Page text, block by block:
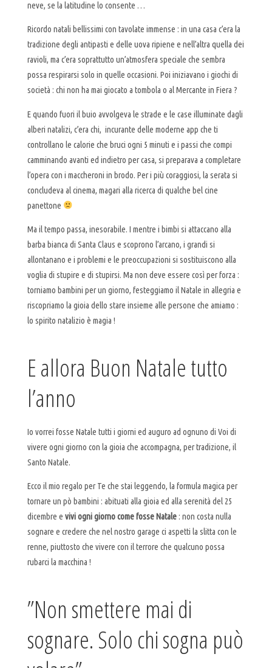
neve, se la latitudine lo consente …
Ricordo natali bellissimi con tavolate immense : in una casa c’era la
tradizione degli antipasti e delle uova ripiene e nell’altra quella dei
ravioli, ma c’era soprattutto un’atmosfera speciale che sembra
possa respirarsi solo in quelle occasioni. Poi iniziavano i giochi di
società : chi non ha mai giocato a tombola o al Mercante in Fiera ?
E quando fuori il buio avvolgeva le strade e le case illuminate dagli
alberi natalizi, c’era chi, incurante delle moderne app che ti
controllano le calorie che bruci ogni 5 minuti e i passi che compi
camminando avanti ed indietro per casa, si preparava a completare
l’opera con i maccheroni in brodo. Per i più coraggiosi, la serata si
concludeva al cinema, magari alla ricerca di qualche bel cine
panettone
Ma il tempo passa, inesorabile. I mentre i bimbi si attaccano alla
barba bianca di Santa Claus e scoprono l’arcano, i grandi si
allontanano e i problemi e le preoccupazioni si sostituiscono alla
voglia di stupire e di stupirsi. Ma non deve essere così per forza :
torniamo bambini per un giorno, festeggiamo il Natale in allegria e
riscopriamo la gioia dello stare insieme alle persone che amiamo :
lo spirito natalizio è magia !
E allora Buon Natale tutto
l’anno
Io vorrei fosse Natale tutti i giorni ed auguro ad ognuno di Voi di
vivere ogni giorno con la gioia che accompagna, per tradizione, il
Santo Natale.
Ecco il mio regalo per Te che stai leggendo, la formula magica per
tornare un pò bambini : abituati alla gioia ed alla serenità del 25
dicembre e vivi ogni giorno come fosse Natale: non costa nulla
sognare e credere che nel nostro garage ci aspetti la slitta con le
renne, piuttosto che vivere con il terrore che qualcuno possa
rubarci la macchina !
”Non smettere mai di
sognare. Solo chi sogna può